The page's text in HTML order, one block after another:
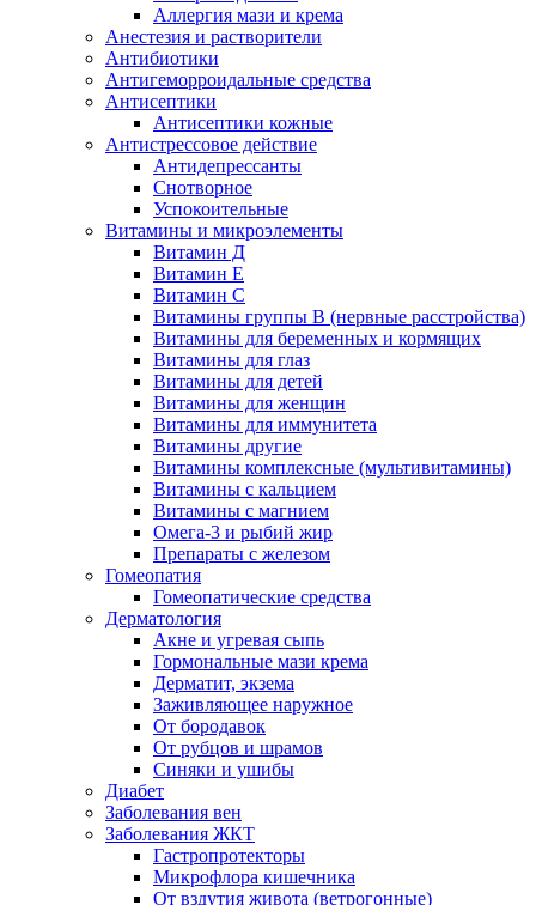
Аллергия мази и крема
Анестезия и растворители
Антибиотики
Антигеморроидальные средства
Антисептики
Антисептики кожные
Антистрессовое действие
Антидепрессанты
Снотворное
Успокоительные
Витамины и микроэлементы
Витамин Д
Витамин Е
Витамин С
Витамины группы В (нервные расстройства)
Витамины для беременных и кормящих
Витамины для глаз
Витамины для детей
Витамины для женщин
Витамины для иммунитета
Витамины другие
Витамины комплексные (мультивитамины)
Витамины с кальцием
Витамины с магнием
Омега-3 и рыбий жир
Препараты с железом
Гомеопатия
Гомеопатические средства
Дерматология
Акне и угревая сыпь
Гормональные мази крема
Дерматит, экзема
Заживляющее наружное
От бородавок
От рубцов и шрамов
Синяки и ушибы
Диабет
Заболевания вен
Заболевания ЖКТ
Гастропротекторы
Микрофлора кишечника
От вздутия живота (ветрогонные)